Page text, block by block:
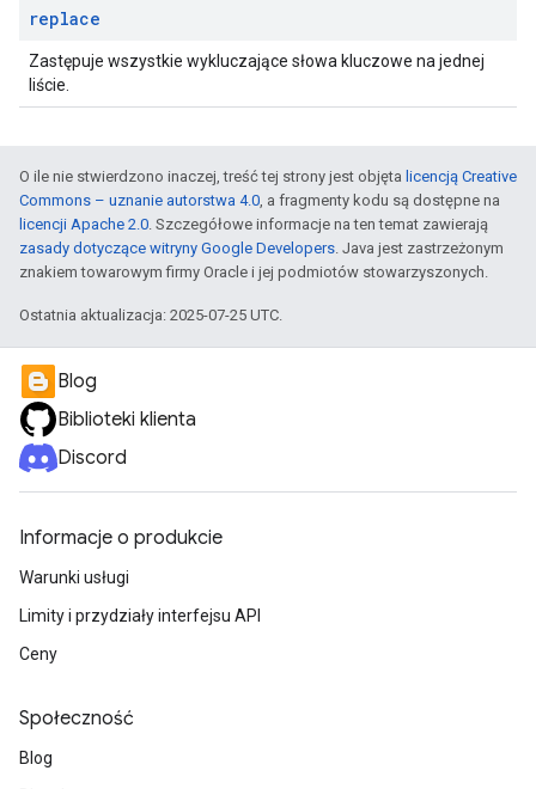
replace
Zastępuje wszystkie wykluczające słowa kluczowe na jednej
liście.
O ile nie stwierdzono inaczej, treść tej strony jest objęta licencją Creative
Commons – uznanie autorstwa 4.0, a fragmenty kodu są dostępne na
licencji Apache 2.0. Szczegółowe informacje na ten temat zawierają
zasady dotyczące witryny Google Developers. Java jest zastrzeżonym
znakiem towarowym firmy Oracle i jej podmiotów stowarzyszonych.
Ostatnia aktualizacja: 2025-07-25 UTC.
Blog
Biblioteki klienta
Discord
Informacje o produkcie
Warunki usługi
Limity i przydziały interfejsu API
Ceny
Społeczność
Blog